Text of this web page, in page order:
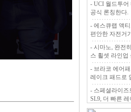
- UCI 월드투어
공식 론칭한다.
- 에스큐랩 액
편안한 자전거
- 시마노, 완전
스 휠셋 라인업
- 브라코 에어
레이크 패드로
- 스페셜라이즈
SL9, 더 빠른